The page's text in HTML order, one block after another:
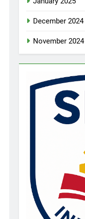
December 2024
November 2024